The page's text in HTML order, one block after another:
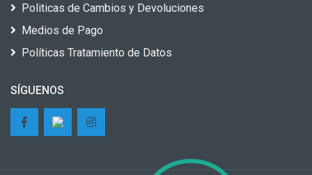
Politicas de Cambios y Devoluciones
Medios de Pago
Políticas Tratamiento de Datos
SÍGUENOS